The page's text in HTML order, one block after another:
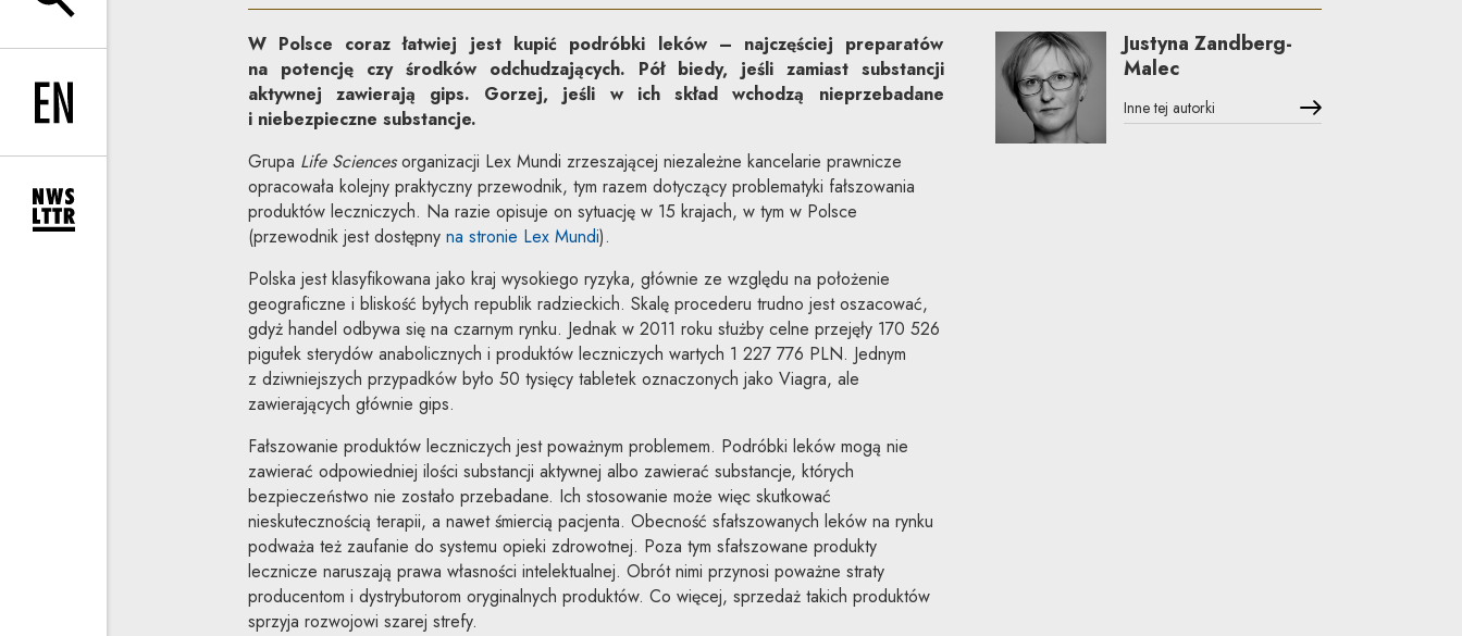
rozwiń wyszukiwarkę
Change language to EN
rozwiń formularz zapisu na newsletter
W Polsce coraz łatwiej jest kupić podróbki leków – najczęściej preparatów
na potencję czy środków odchudzających. Pół biedy, jeśli zamiast substancji
aktywnej zawierają gips. Gorzej, jeśli w ich skład wchodzą nieprzebadane
i niebezpieczne substancje.
Grupa Life Sciencesorganizacji Lex Mundi zrzeszającej niezależne kancelarie prawnicze
opracowała kolejny praktyczny przewodnik, tym razem dotyczący problematyki fałszowania
produktów leczniczych. Na razie opisuje on sytuację w 15 krajach, w tym w Polsce
(przewodnik jest dostępny na stronie Lex MundiUwaga, link zostanie otwarty w nowym oknie
).
Polska jest klasyfikowana jako kraj wysokiego ryzyka, głównie ze względu na położenie
geograficzne i bliskość byłych republik radzieckich. Skalę procederu trudno jest oszacować,
gdyż handel odbywa się na czarnym rynku. Jednak w 2011 roku służby celne przejęły 170 526
pigułek sterydów anabolicznych i produktów leczniczych wartych 1 227 776 PLN. Jednym
z dziwniejszych przypadków było 50 tysięcy tabletek oznaczonych jako Viagra, ale
zawierających głównie gips.
Fałszowanie produktów leczniczych jest poważnym problemem. Podróbki leków mogą nie
zawierać odpowiedniej ilości substancji aktywnej albo zawierać substancje, których
bezpieczeństwo nie zostało przebadane. Ich stosowanie może więc skutkować
nieskutecznością terapii, a nawet śmiercią pacjenta. Obecność sfałszowanych leków na rynku
podważa też zaufanie do systemu opieki zdrowotnej. Poza tym sfałszowane produkty
lecznicze naruszają prawa własności intelektualnej. Obrót nimi przynosi poważne straty
producentom i dystrybutorom oryginalnych produktów. Co więcej, sprzedaż takich produktów
sprzyja rozwojowi szarej strefy.
Justyna Zandberg-
Malec
Inne tej autorki